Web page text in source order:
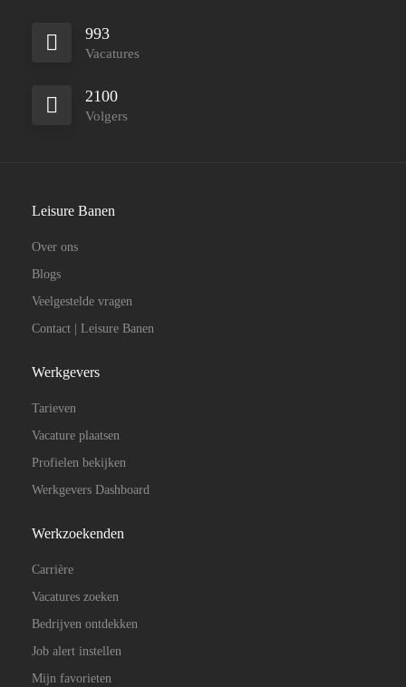
993
Vacatures
2100
Volgers
Leisure Banen
Over ons
Blogs
Veelgestelde vragen
Contact | Leisure Banen
Werkgevers
Tarieven
Vacature plaatsen
Profielen bekijken
Werkgevers Dashboard
Werkzoekenden
Carrière
Vacatures zoeken
Bedrijven ontdekken
Job alert instellen
Mijn favorieten